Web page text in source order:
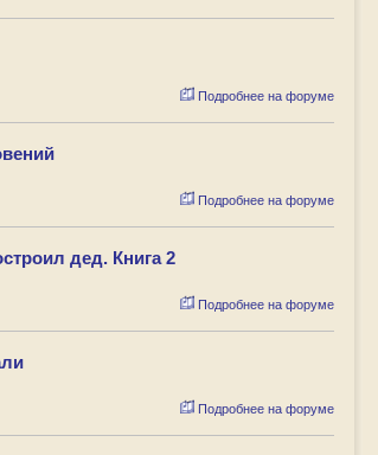
Подробнее на форуме
Подробнее на форуме
дед. Книга 2
Подробнее на форуме
Подробнее на форуме